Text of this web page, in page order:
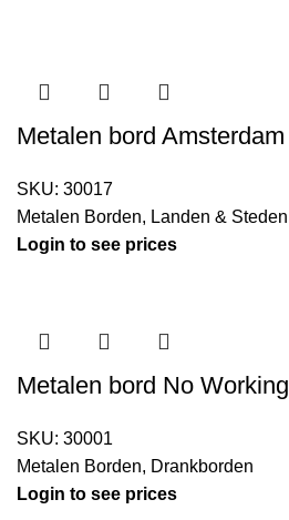
Metalen bord
SKU: 30017
Metalen Borden, Landen & Steden
Login to see prices
Metalen bord No
SKU: 30001
Metalen Borden, Drankborden
Login to see prices